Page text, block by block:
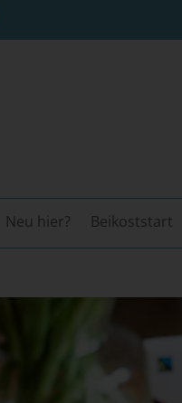
Neu hier? Beikoststart